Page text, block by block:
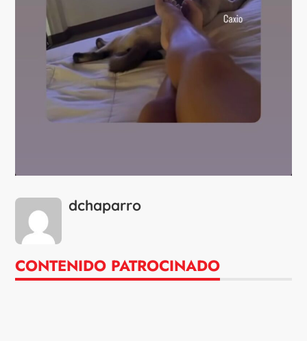
dchaparro
CONTENIDO PATROCINADO